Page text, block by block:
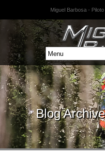
Miguel Barbosa -
Blog